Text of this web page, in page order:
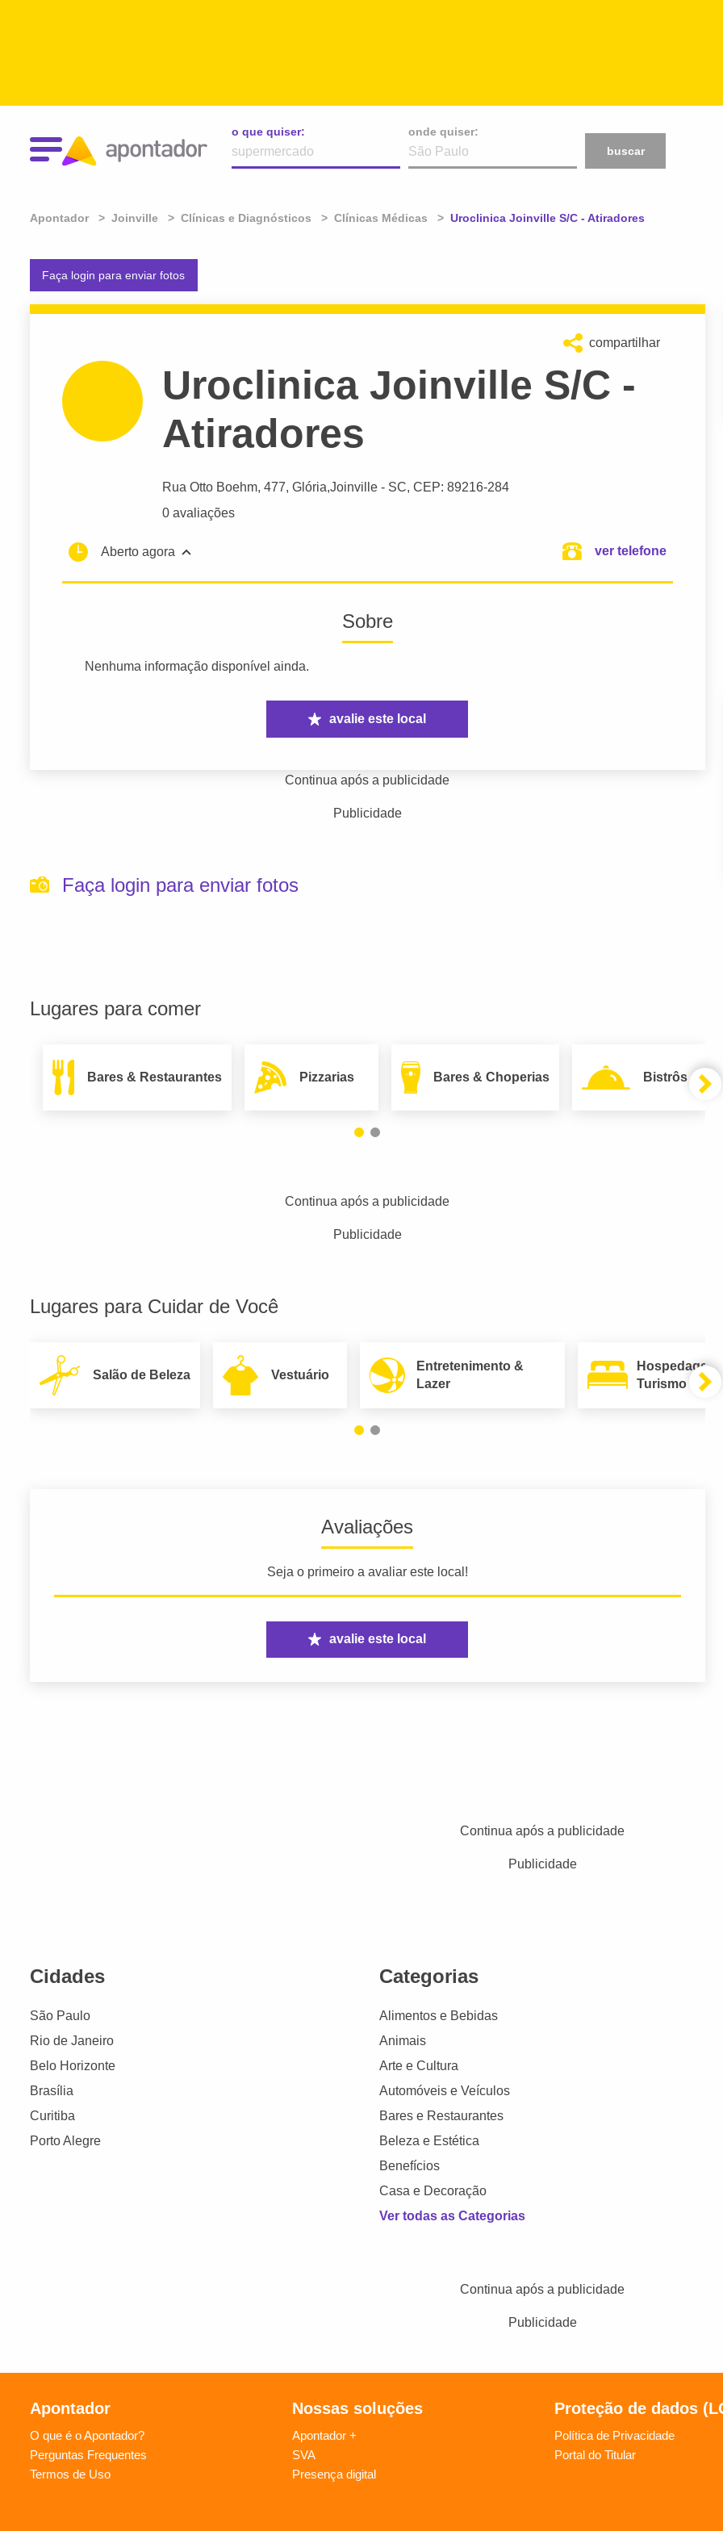
o que quiser:
onde quiser:
buscar
Apontador Joinville Clínicas e Diagnósticos Clínicas Médicas Atual:
Uroclinica Joinville S/C - Atiradores
Faça login para enviar fotos
compartilhar
Uroclinica Joinville S/C -
Atiradores
Rua Otto Boehm, 477, Glória,Joinville - SC, CEP: 89216-284
0 avaliações
Aberto agora ver telefone
Sobre
Nenhuma informação disponível ainda.
avalie este local
Continua após a publicidade
Publicidade
Faça login para enviar fotos
Lugares para comer
Bares & Restaurantes Pizzarias Bares & Choperias Bistrôs
Continua após a publicidade
Publicidade
Lugares para Cuidar de Você
Salão de Beleza Vestuário
Entretenimento &
Lazer
Hospedagem
Turismo
Avaliações
Seja o primeiro a avaliar este local!
avalie este local
Continua após a publicidade
Publicidade
Cidades
São Paulo
Rio de Janeiro
Belo Horizonte
Brasília
Curitiba
Porto Alegre
Categorias
Alimentos e Bebidas
Animais
Arte e Cultura
Automóveis e Veículos
Bares e Restaurantes
Beleza e Estética
Benefícios
Casa e Decoração
Ver todas as Categorias
Continua após a publicidade
Publicidade
Apontador
O que é o Apontador?
Perguntas Frequentes
Termos de Uso
Nossas soluções
Apontador +
SVA
Presença digital
Proteção de dados
Política de Privacidade
Portal do Titular